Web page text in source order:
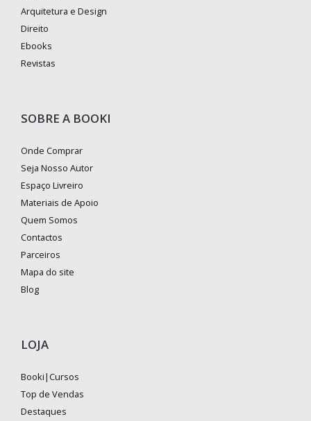
Arquitetura e Design
Direito
Ebooks
Revistas
SOBRE A BOOKI
Onde Comprar
Seja Nosso Autor
Espaço Livreiro
Materiais de Apoio
Quem Somos
Contactos
Parceiros
Mapa do site
Blog
LOJA
Booki|Cursos
Top de Vendas
Destaques